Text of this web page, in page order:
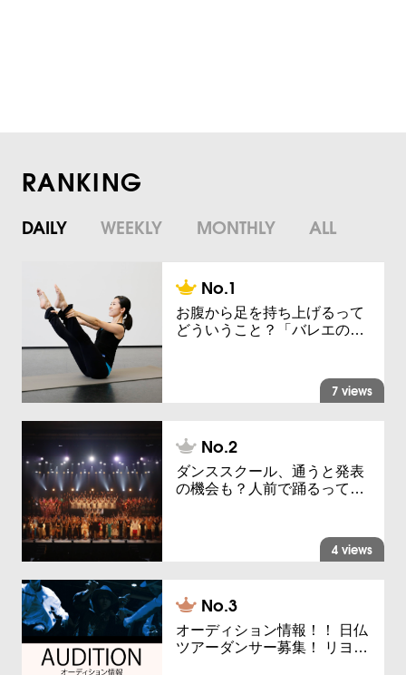
RANKING
DAILY WEEKLY MONTHLY ALL
お腹から足を持ち上げるって
どういうこと？「バレエの…
7 views
ダンススクール、通うと発表
の機会も？人前で踊るって…
4 views
オーディション情報！！ 日仏
ツアーダンサー募集！ リヨ…